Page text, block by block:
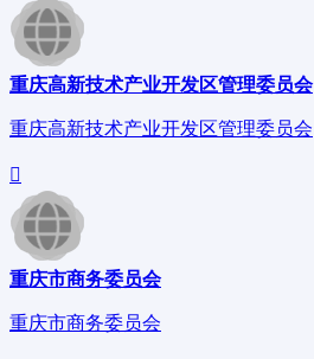
重庆高新技术产业开发区管理委员会
重庆高新技术产业开发区管理委员会
重庆市商务委员会
重庆市商务委员会